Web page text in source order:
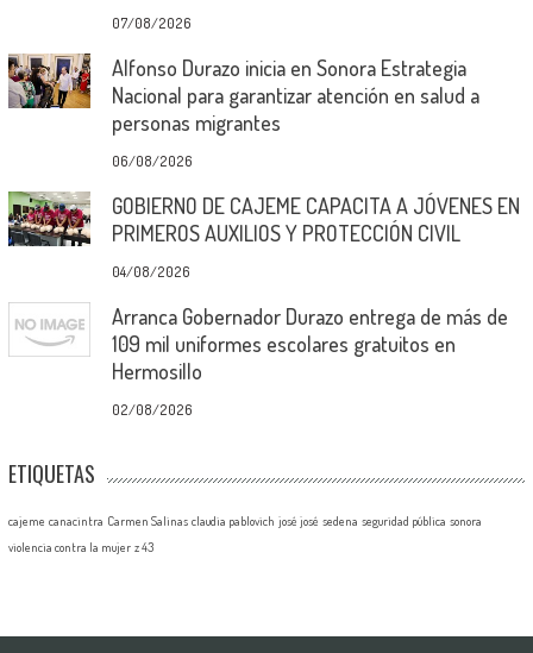
07/08/2026
Alfonso Durazo inicia en Sonora Estrategia
Nacional para garantizar atención en salud a
personas migrantes
06/08/2026
GOBIERNO DE CAJEME CAPACITA A JÓVENES EN
PRIMEROS AUXILIOS Y PROTECCIÓN CIVIL
04/08/2026
Arranca Gobernador Durazo entrega de más de
109 mil uniformes escolares gratuitos en
Hermosillo
02/08/2026
ETIQUETAS
cajeme canacintra Carmen Salinas claudia pablovich josé josé sedena seguridad pública sonora
violencia contra la mujer z 43